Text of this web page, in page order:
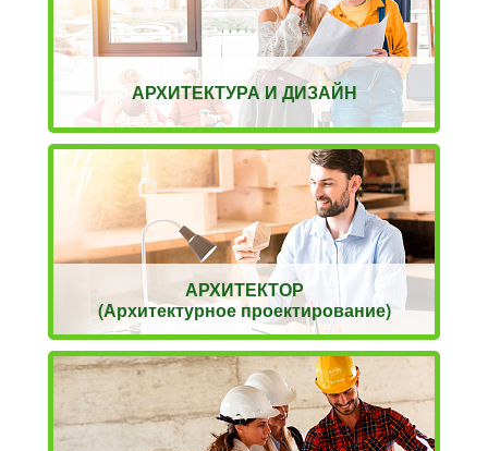
АРХИТЕКТУРА И ДИЗАЙН
АРХИТЕКТОР
(Архитектурное проектирование)